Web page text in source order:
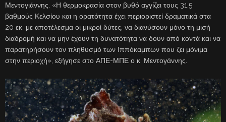
Μεντογιάννης. «Η θερμοκρασία στον βυθό αγγίζει τους 31,5
βαθμούς Κελσίου και η ορατότητα έχει περιοριστεί δραματικά στα
20 εκ. με αποτέλεσμα οι μικροί δύτες, να διανύσουν μόνο τη μισή
διαδρομή και να μην έχουν τη δυνατότητα να δουν από κοντά και να
παρατηρήσουν τον πληθυσμό των Ιππόκαμπων που ζει μόνιμα
στην περιοχή», εξήγησε στο ΑΠΕ-ΜΠΕ ο κ. Μεντογάννης.